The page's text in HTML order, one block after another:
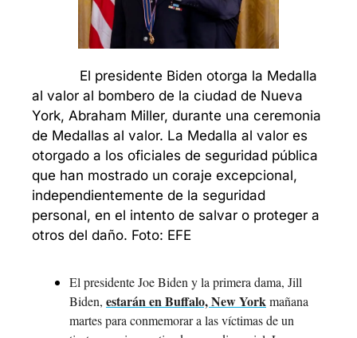
al valor al bombero de la ciudad de Nueva
York, Abraham Miller, durante una ceremonia
de Medallas al valor. La Medalla al valor es
otorgado a los oficiales de seguridad pública
que han mostrado un coraje excepcional,
independientemente de la seguridad
personal, en el intento de salvar o proteger a
otros del daño. Foto: EFE
El presidente Joe Biden y la primera dama, Jill
Biden, estarán en Buffalo, New York mañana
martes para conmemorar a las víctimas de un